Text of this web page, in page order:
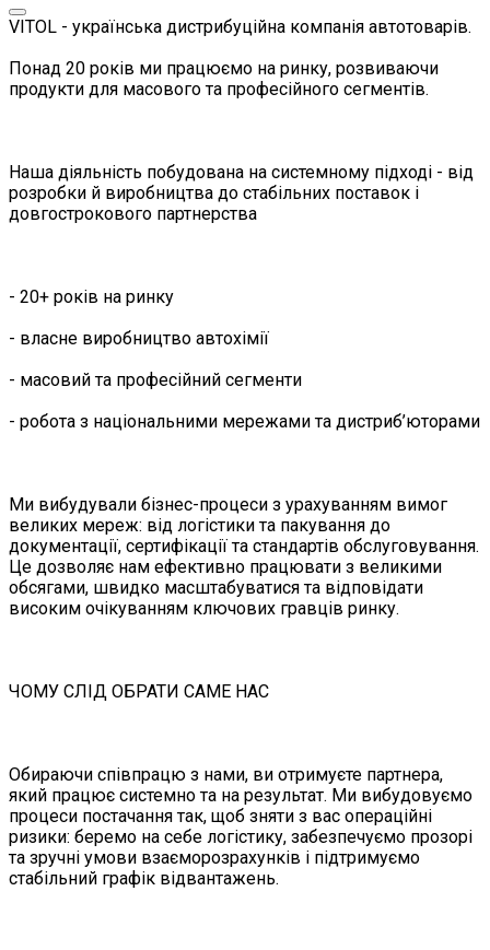
VITOL - українська дистрибуційна компанія автотоварів.
Понад 20 років ми працюємо на ринку, розвиваючи
продукти для масового та професійного сегментів.
Наша діяльність побудована на системному підході - від
розробки й виробництва до стабільних поставок і
довгострокового партнерства
- 20+ років на ринку
- власне виробництво автохімії
- масовий та професійний сегменти
- робота з національними мережами та дистриб’юторами
Ми вибудували бізнес-процеси з урахуванням вимог
великих мереж: від логістики та пакування до
документації, сертифікації та стандартів обслуговування.
Це дозволяє нам ефективно працювати з великими
обсягами, швидко масштабуватися та відповідати
високим очікуванням ключових гравців ринку.
ЧОМУ СЛІД ОБРАТИ САМЕ НАС
Обираючи співпрацю з нами, ви отримуєте партнера,
який працює системно та на результат. Ми вибудовуємо
процеси постачання так, щоб зняти з вас операційні
ризики: беремо на себе логістику, забезпечуємо прозорі
та зручні умови взаєморозрахунків і підтримуємо
стабільний графік відвантажень.